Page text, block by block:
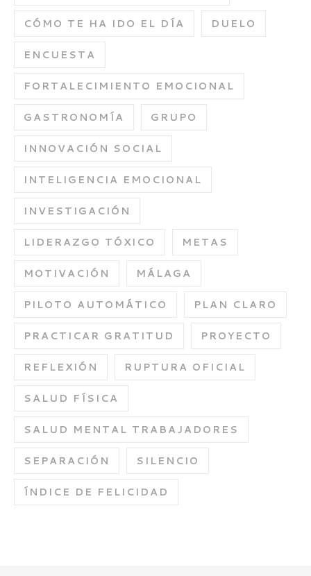
CÓMO TE HA IDO EL DÍA DUELO
ENCUESTA
FORTALECIMIENTO EMOCIONAL
GASTRONOMÍA GRUPO
INNOVACIÓN SOCIAL
INTELIGENCIA EMOCIONAL
INVESTIGACIÓN
LIDERAZGO TÓXICO METAS
MOTIVACIÓN MÁLAGA
PILOTO AUTOMÁTICO PLAN CLARO
PRACTICAR GRATITUD PROYECTO
REFLEXIÓN RUPTURA OFICIAL
SALUD FÍSICA
SALUD MENTAL TRABAJADORES
SEPARACIÓN SILENCIO
ÍNDICE DE FELICIDAD